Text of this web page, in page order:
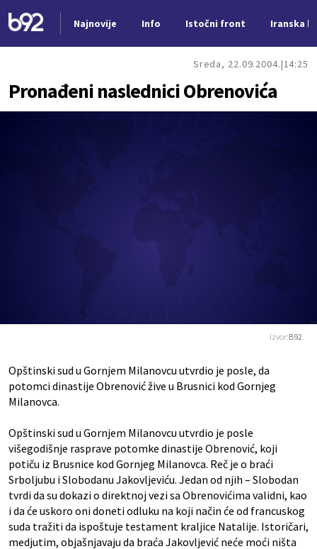
Najnovije Info Istočni front Iranska
Sreda, 22.09.2004. 14:25
Pronađeni naslednici Obrenovića
Izvor:B92
Opštinski sud u Gornjem Milanovcu utvrdio je posle, da
potomci dinastije Obrenović žive u Brusnici kod Gornjeg
Milanovca.
Opštinski sud u Gornjem Milanovcu utvrdio je posle
višegodišnje rasprave potomke dinastije Obrenović, koji
potiču iz Brusnice kod Gornjeg Milanovca. Reč je o braći
Srboljubu i Slobodanu Jakovljeviću. Jedan od njih – Slobodan
tvrdi da su dokazi o direktnoj vezi sa Obrenovićima validni, kao
i da će uskoro oni doneti odluku na koji način će od francuskog
suda tražiti da ispoštuje testament kraljice Natalije. Istoričari,
medjutim, objašnjavaju da braća Jakovljević neće moći ništa